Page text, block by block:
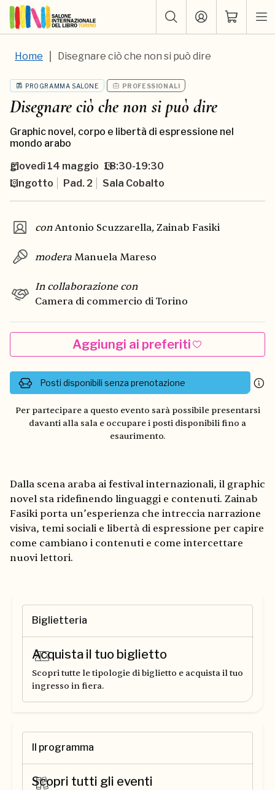
Home Disegnare ciò che non si può dire
PROGRAMMA SALONE PROFESSIONALI
Disegnare ciò che non si può dire
Graphic novel, corpo e libertà di espressione nel
mondo arabo
giovedì14 maggio 18:30-19:30
Lingotto
Pad. 2 Sala Cobalto
conAntonio Scuzzarella, Zainab Fasiki
modera Manuela Mareso
In collaborazione con
Camera di commercio di Torino
Aggiungi ai preferiti
Posti disponibili senza prenotazione
Per partecipare a questo evento sarà possibile presentarsi
davanti alla sala e occupare i posti disponibili fino a
esaurimento.
Dalla scena araba ai festival internazionali, il graphic
novel sta ridefinendo linguaggi e contenuti. Zainab
Fasiki porta un’esperienza che intreccia narrazione
visiva, temi sociali e libertà di espressione per capire
come cambiano i contenuti e come intercettare
nuovi lettori.
Biglietteria
Acquista il tuo biglietto
Scopri tutte le tipologie di biglietto e acquista il tuo
ingresso in fiera.
Il programma
Scopri tutti gli eventi